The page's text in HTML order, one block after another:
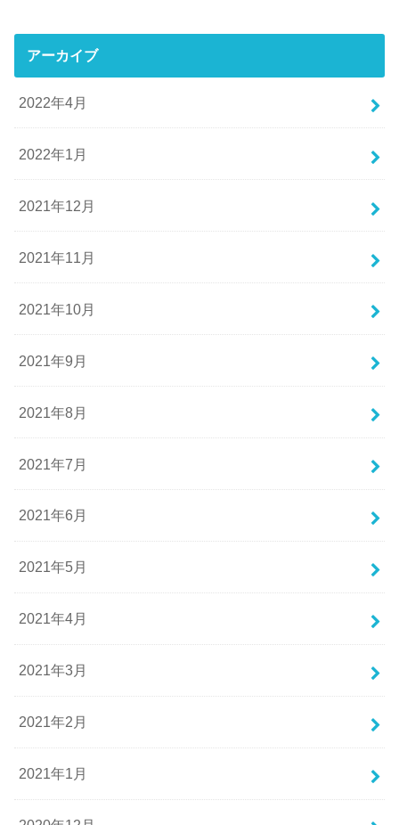
アーカイブ
2022年4月
2022年1月
2021年12月
2021年11月
2021年10月
2021年9月
2021年8月
2021年7月
2021年6月
2021年5月
2021年4月
2021年3月
2021年2月
2021年1月